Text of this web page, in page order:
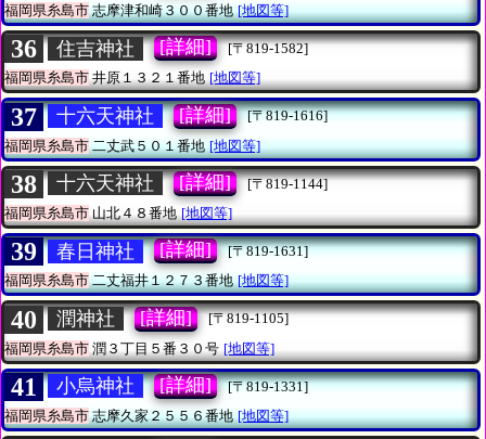
福岡県糸島市志摩津和崎３００番地 [地図等]
36 住吉神社 [詳細]
[〒819-1582]
福岡県糸島市井原１３２１番地 [地図等]
37 十六天神社 [詳細]
[〒819-1616]
福岡県糸島市二丈武５０１番地 [地図等]
38 十六天神社 [詳細]
[〒819-1144]
福岡県糸島市 山北４８番地 [地図等]
39 春日神社 [詳細]
[〒819-1631]
福岡県糸島市二丈福井１２７３番地 [地図等]
40 潤神社 [詳細]
[〒819-1105]
福岡県糸島市 潤３丁目５番３０号 [地図等]
41 小烏神社 [詳細]
[〒819-1331]
福岡県糸島市志摩久家２５５６番地 [地図等]